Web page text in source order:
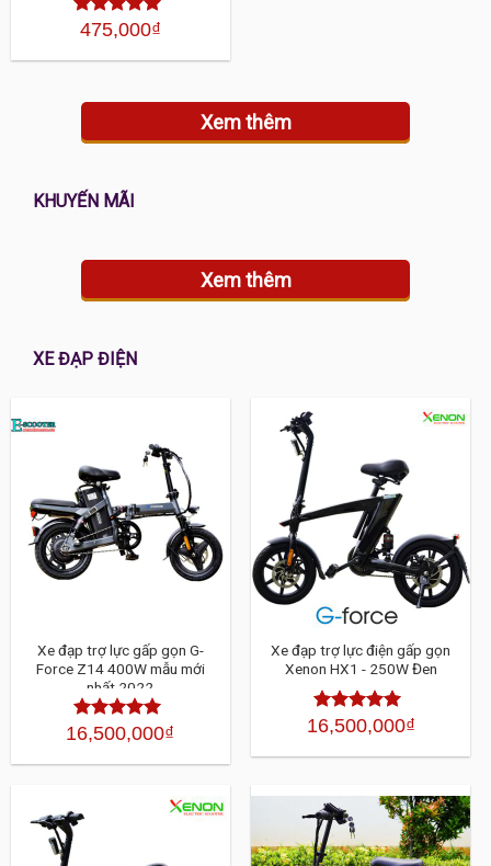
Được xếp
sao
475,000₫
Xem thêm
KHUYẾN MÃI
Xem thêm
XE ĐẠP ĐIỆN
Xe đạp trợ lực gấp gọn G-
Force Z14 400W mẫu mới
nhất 2022
Được xếp
sao
16,500,000₫
Xe đạp trợ lực điện gấp gọn
Xenon HX1 - 250W Đen
Được xếp
sao
16,500,000₫